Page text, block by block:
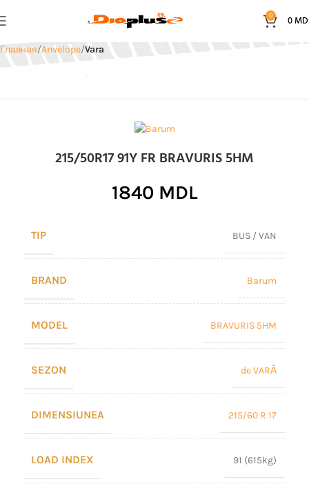
0 0
Главная Anvelope Vara
215/50R17 91Y FR BRAVURIS 5HM
1840 MDL
TIP BUS / VAN
BRAND Barum
MODEL BRAVURIS 5HM
SEZON de VARĂ
DIMENSIUNEA 215/60 R 17
LOAD INDEX 91 (615kg)